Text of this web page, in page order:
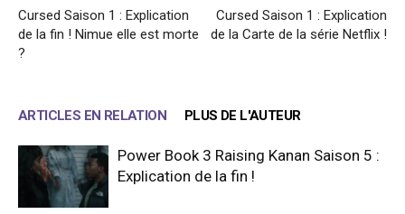
Cursed Saison 1 : Explication
de la fin ! Nimue elle est morte
?
Cursed Saison 1 : Explication
de la Carte de la série Netflix !
ARTICLES EN RELATION PLUS DE L'AUTEUR
Power Book 3 Raising Kanan Saison 5 :
Explication de la fin !